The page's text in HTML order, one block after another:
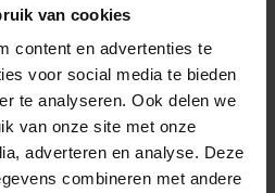
van cookies
content en advertenties te
voor social media te bieden
te analyseren. Ook delen we
van onze site met onze
adverteren en analyse. Deze
combineren met andere
Veldhockey Taktifol
Veldhockey Taktifol